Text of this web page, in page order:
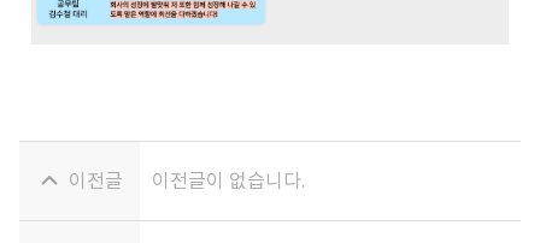
이전글 이전글이 없습니다.